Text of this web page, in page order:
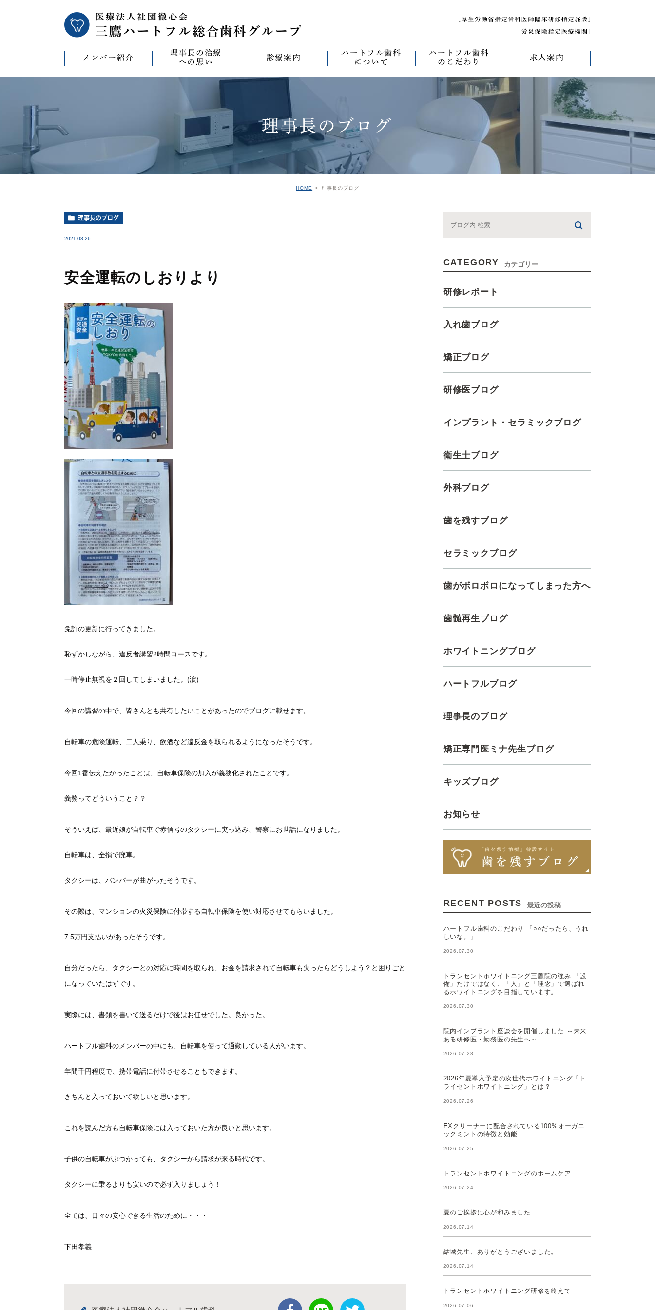
メンバー紹介
理事長の治療
への思い
CAD/CAM（オールセラミック治
療）への思い
バイコンインプラントへの思い
マウスピース型矯正装置（イン
ビザライン）への思い
診療案内
診療案内一覧
セラミック治療 ワンデイジルコニア治療
無菌化根管治療 予防・メンテナンス
インプラント オールオン4
ハートフル歯科
について
ハートフルの治療
院内設備
ハートフル歯科
グループ院の案内
ハートフル歯科
のこだわり
なるべく痛くない治療
なるべく削らない治療
なるべく抜かない治療
なるべく短期間の治療
滅菌管理について
求人案内
求人募集について
研修医募集
理事長のブログ
HOME 理事長のブログ
理事長のブログ
2021.08.26
安全運転のしおりより
免許の更新に行ってきました。
恥ずかしながら、違反者講習2時間コースです。
一時停止無視を２回してしまいました。(涙)
今回の講習の中で、皆さんとも共有したいことがあったのでブログに載せます。
自転車の危険運転、二人乗り、飲酒など違反金を取られるようになったそうです。
今回1番伝えたかったことは、自転車保険の加入が義務化されたことです。
義務ってどういうこと？？
そういえば、最近娘が自転車で赤信号のタクシーに突っ込み、警察にお世話になりました。
自転車は、全損で廃車。
タクシーは、バンパーが曲がったそうです。
その際は、マンションの火災保険に付帯する自転車保険を使い対応させてもらいました。
7.5万円支払いがあったそうです。
自分だったら、タクシーとの対応に時間を取られ、お金を請求されて自転車も失ったらどうしよう？と困りごと
になっていたはずです。
実際には、書類を書いて送るだけで後はお任せでした。良かった。
ハートフル歯科のメンバーの中にも、自転車を使って通勤している人がいます。
年間千円程度で、携帯電話に付帯させることもできます。
きちんと入っておいて欲しいと思います。
これを読んだ方も自転車保険には入っておいた方が良いと思います。
子供の自転車がぶつかっても、タクシーから請求が来る時代です。
タクシーに乗るよりも安いので必ず入りましょう！
全ては、日々の安心できる生活のために・・・
下田孝義
CATEGORY カテゴリー
研修レポート
入れ歯ブログ
矯正ブログ
研修医ブログ
インプラント・セラミックブログ
衛生士ブログ
外科ブログ
歯を残すブログ
セラミックブログ
歯がボロボロになってしまった方へ
歯髄再生ブログ
ホワイトニングブログ
ハートフルブログ
理事長のブログ
矯正専門医ミナ先生ブログ
キッズブログ
お知らせ
RECENT POSTS 最近の投稿
ハートフル歯科のこだわり 「○○だったら、うれ
しいな。」
2026.07.30
トランセントホワイトニング三鷹院の強み 「設
備」だけではなく、「人」と「理念」で選ばれ
るホワイトニングを目指しています。
2026.07.30
院内インプラント座談会を開催しました ～未来
ある研修医・勤務医の先生へ～
2026.07.28
2026年夏導入予定の次世代ホワイトニング「ト
ライセントホワイトニング」とは？
2026.07.26
EXクリーナーに配合されている100%オーガニ
ックミントの特徴と効能
2026.07.25
トランセントホワイトニングのホームケア
2026.07.24
夏のご挨拶に心が和みました
2026.07.14
結城先生、ありがとうございました。
2026.07.14
トランセントホワイトニング研修を終えて
2026.07.06